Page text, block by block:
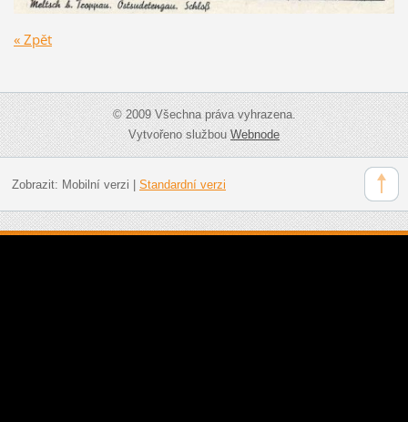
« Zpět
© 2009 Všechna práva vyhrazena.
Vytvořeno službouWebnode
Zobrazit: Mobilní verzi Standardní verzi